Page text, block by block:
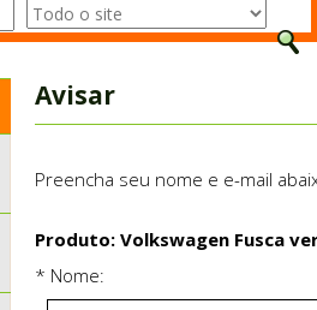
Avisar
Preencha seu nome e e-mail
Produto: Volkswagen Fusca
* Nome: